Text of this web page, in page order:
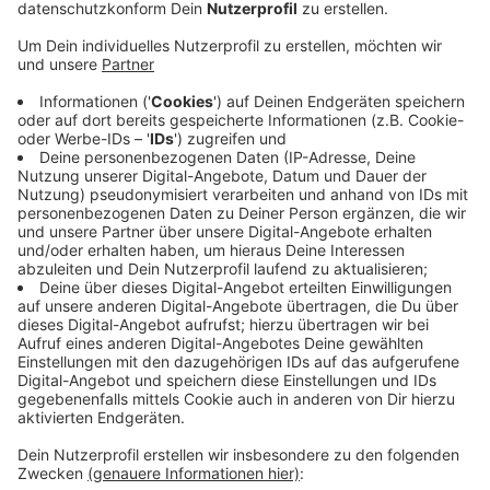
Tür geliefert werde.
Veröffentlicht: Freitag, 26.05.2023 15:03
Anzeige
Kunden der Volksbank dürfen während dieser Zeit
kostenlos bei der Kreissparkasse in Mechernich Geld
abheben. Schon bei früheren Automatensprengungen
und nach der Flut hatten beide Geldinstitute
zusammengearbeitet, um die Bargeldversorgung im
Kreis sicher zu stellen.
Anzeige